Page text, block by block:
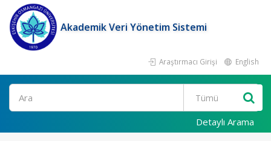
Akademik Veri Yönetim Sistemi
Araştırmacı Girişi English
Ara
Detaylı Arama